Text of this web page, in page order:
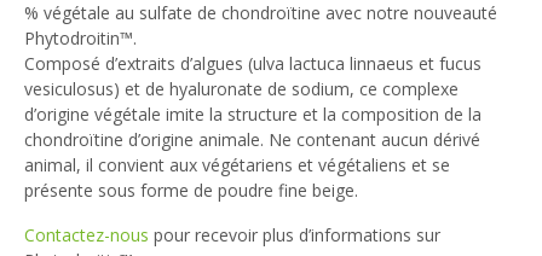
% végétale au sulfate de chondroïtine avec notre nouveauté
Phytodroitin™.
Composé d’extraits d’algues (ulva lactuca linnaeus et fucus
vesiculosus) et de hyaluronate de sodium, ce complexe
d’origine végétale imite la structure et la composition de la
chondroïtine d’origine animale. Ne contenant aucun dérivé
animal, il convient aux végétariens et végétaliens et se
présente sous forme de poudre fine beige.
Contactez-nous pour recevoir plus d’informations sur